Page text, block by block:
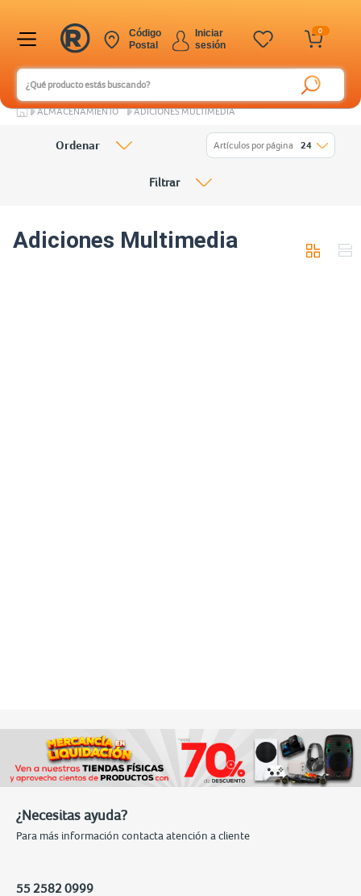
0
Iniciar
sesión
Código
Postal
ALMACENAMIENTO ADICIONES MULTIMEDIA
Adiciones Multimedia
Ordenar Artículos por página 24
Filtrar
¿Necesitas ayuda?
Para más información contacta atención a cliente
55 2582 0999